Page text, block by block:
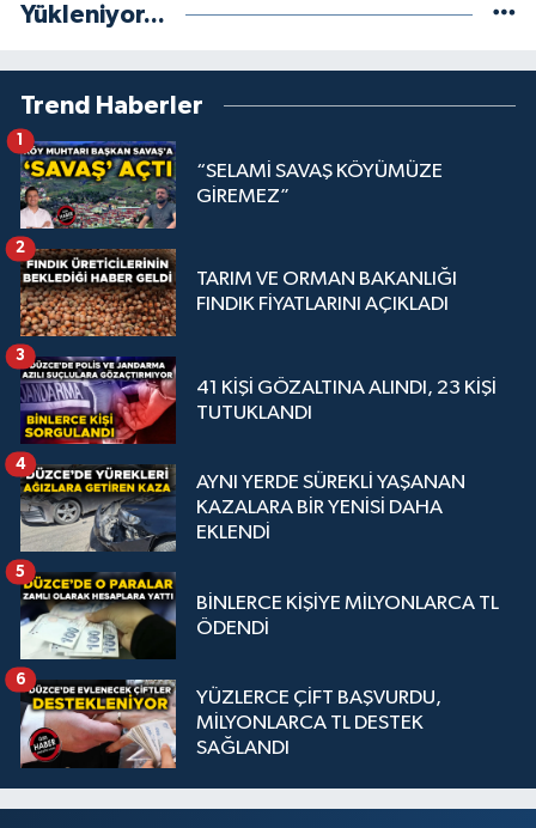
Yükleniyor...
Trend Haberler
“SELAMİ SAVAŞ KÖYÜMÜZE
GİREMEZ”
1
TARIM VE ORMAN BAKANLIĞI
FINDIK FİYATLARINI AÇIKLADI
2
41 KİŞİ GÖZALTINA ALINDI, 23 KİŞİ
TUTUKLANDI
3
AYNI YERDE SÜREKLİ YAŞANAN
KAZALARA BİR YENİSİ DAHA
EKLENDİ
4
BİNLERCE KİŞİYE MİLYONLARCA TL
ÖDENDİ
5
YÜZLERCE ÇİFT BAŞVURDU,
MİLYONLARCA TL DESTEK
SAĞLANDI
6